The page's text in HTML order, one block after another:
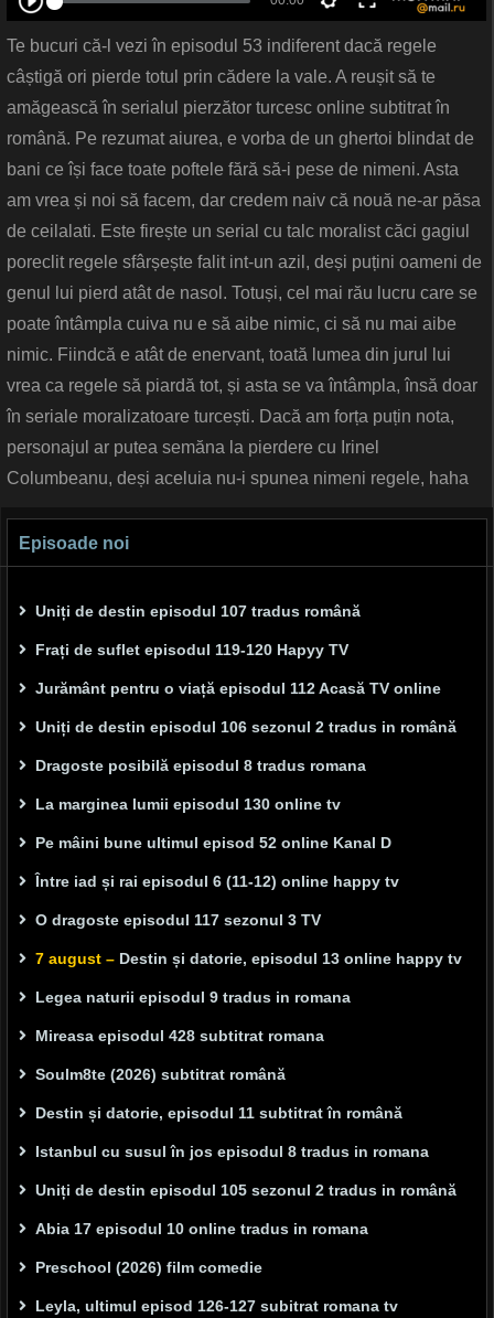
Te bucuri că-l vezi în episodul 53 indiferent dacă regele
câștigă ori pierde totul prin cădere la vale. A reușit să te
amăgească în serialul pierzător turcesc online subtitrat în
română. Pe rezumat aiurea, e vorba de un ghertoi blindat de
bani ce își face toate poftele fără să-i pese de nimeni. Asta
am vrea și noi să facem, dar credem naiv că nouă ne-ar păsa
de ceilalati. Este firește un serial cu talc moralist căci gagiul
poreclit regele sfârșește falit int-un azil, deși puțini oameni de
genul lui pierd atât de nasol. Totuși, cel mai rău lucru care se
poate întâmpla cuiva nu e să aibe nimic, ci să nu mai aibe
nimic. Fiindcă e atât de enervant, toată lumea din jurul lui
vrea ca regele să piardă tot, și asta se va întâmpla, însă doar
în seriale moralizatoare turcești. Dacă am forța puțin nota,
personajul ar putea semăna la pierdere cu Irinel
Columbeanu, deși aceluia nu-i spunea nimeni regele, haha
Episoade noi
Uniți de destin episodul 107 tradus română
Frați de suflet episodul 119-120 Hapyy TV
Jurământ pentru o viață episodul 112 Acasă TV online
Uniți de destin episodul 106 sezonul 2 tradus in română
Dragoste posibilă episodul 8 tradus romana
La marginea lumii episodul 130 online tv
Pe mâini bune ultimul episod 52 online Kanal D
Între iad și rai episodul 6 (11-12) online happy tv
O dragoste episodul 117 sezonul 3 TV
7 august – Destin și datorie, episodul 13 online happy tv
Legea naturii episodul 9 tradus in romana
Mireasa episodul 428 subtitrat romana
Soulm8te (2026) subtitrat română
Destin și datorie, episodul 11 subtitrat în română
Istanbul cu susul în jos episodul 8 tradus in romana
Uniți de destin episodul 105 sezonul 2 tradus in română
Abia 17 episodul 10 online tradus in romana
Preschool (2026) film comedie
Leyla, ultimul episod 126-127 subitrat romana tv